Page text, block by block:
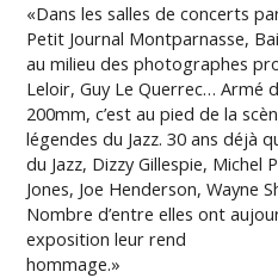
«Dans les salles de concerts
Petit Journal Montparnasse,
au milieu des photographes
Leloir, Guy Le Querrec… Armé
200mm, c’est au pied de la
légendes du Jazz. 30 ans déjà
du Jazz, Dizzy Gillespie, Michel
Jones, Joe Henderson, Wayne
Nombre d’entre elles ont
exposition leur rend
hommage.»